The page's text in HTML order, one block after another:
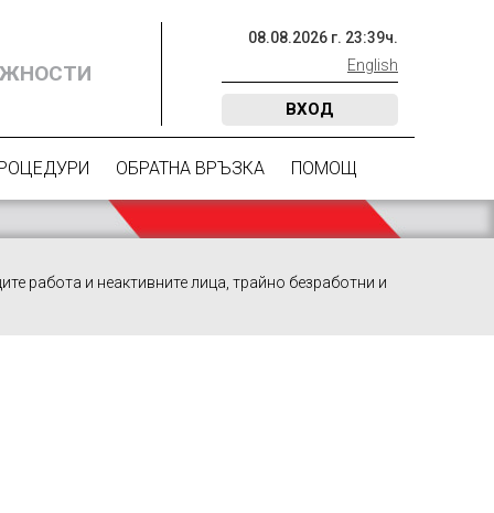
08.08.2026 г. 23:39ч.
English
ВХОД
ОБРАТНА ВРЪЗКА ПОМОЩ
работа и неактивните лица, трайно безработни и